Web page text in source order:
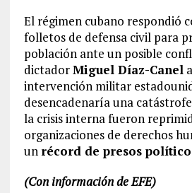
El régimen cubano respondió
folletos de defensa civil para
población ante un posible
dictadorMiguel Díaz-Canel
intervención militar
desencadenaría una
la crisis interna fueron
organizaciones de derechos
un récord de presos
(Con información de EFE)